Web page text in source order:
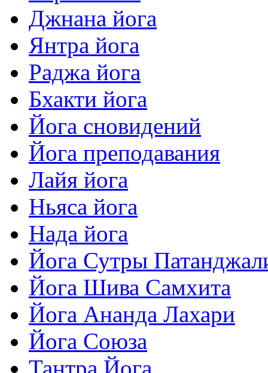
Джнана йога
Янтра йога
Раджа йога
Бхакти йога
Йога сновидений
Йога преподавания
Лайя йога
Ньяса йога
Нада йога
Йога Сутры
Йога Шива Самхита
Йога Ананда Лахари
Йога Союза